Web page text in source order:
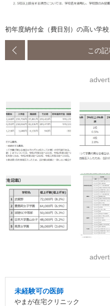
初年度納付金（費目別）の高い学
この
未経験可の医師
やまが在宅クリニック